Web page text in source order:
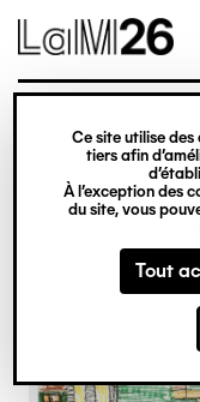
Gestion des
Ce site utilise des
tiers afin
À l’exception des
du site, vous
Tout
contenu